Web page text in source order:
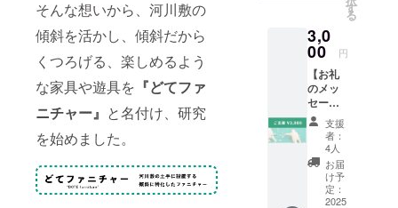
そんな想いから、河川敷の
傾斜を活かし、傾斜だから
くつろげる、楽しめるよう
な家具や遊具を 『どてファ
ニチャー』 と名付け、研究
を始めました。
をお送
す。 ︎︎ ●
土手で
使える
ミニ
カー 土
手の傾
斜で走
らせる
ことが
できる
ミニ
カーを
お届け
す
る
3,0
00 円
【お礼
のメッ
セー
ジ】 感
謝の気
持ちを
込め
て、お
礼の
メッ
支援
者：
4人
お届
け予
定：
2025